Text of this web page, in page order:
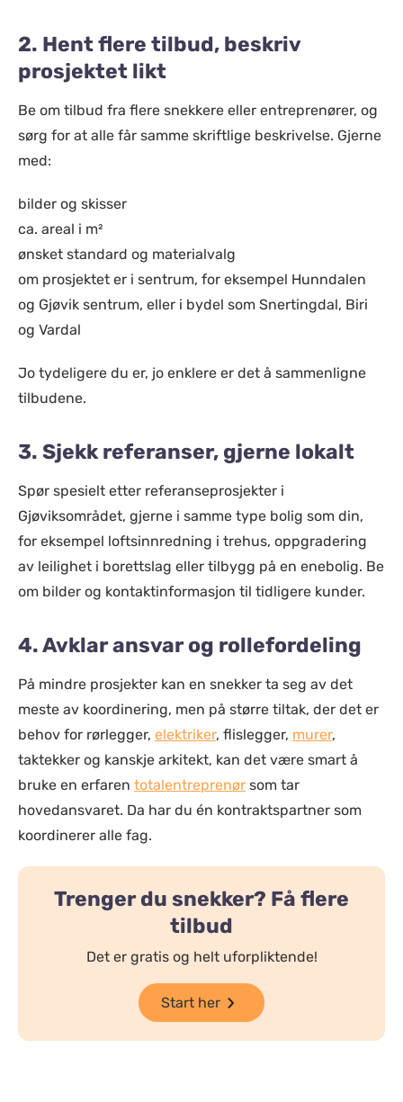
2. Hent flere tilbud, beskriv
prosjektet likt
Be om tilbud fra flere snekkere eller entreprenører, og
sørg for at alle får samme skriftlige beskrivelse. Gjerne
med:
bilder og skisser
ca. areal i m²
ønsket standard og materialvalg
om prosjektet er i sentrum, for eksempel Hunndalen
og Gjøvik sentrum, eller i bydel som Snertingdal, Biri
og Vardal
Jo tydeligere du er, jo enklere er det å sammenligne
tilbudene.
3. Sjekk referanser, gjerne lokalt
Spør spesielt etter referanseprosjekter i
Gjøviksområdet, gjerne i samme type bolig som din,
for eksempel loftsinnredning i trehus, oppgradering
av leilighet i borettslag eller tilbygg på en enebolig. Be
om bilder og kontaktinformasjon til tidligere kunder.
4. Avklar ansvar og rollefordeling
På mindre prosjekter kan en snekker ta seg av det
meste av koordinering, men på større tiltak, der det er
behov for rørlegger, elektriker, flislegger, murer,
taktekker og kanskje arkitekt, kan det være smart å
bruke en erfaren totalentreprenør som tar
hovedansvaret. Da har du én kontraktspartner som
koordinerer alle fag.
Trenger du snekker? Få flere
tilbud
Det er gratis og helt uforpliktende!
Start her